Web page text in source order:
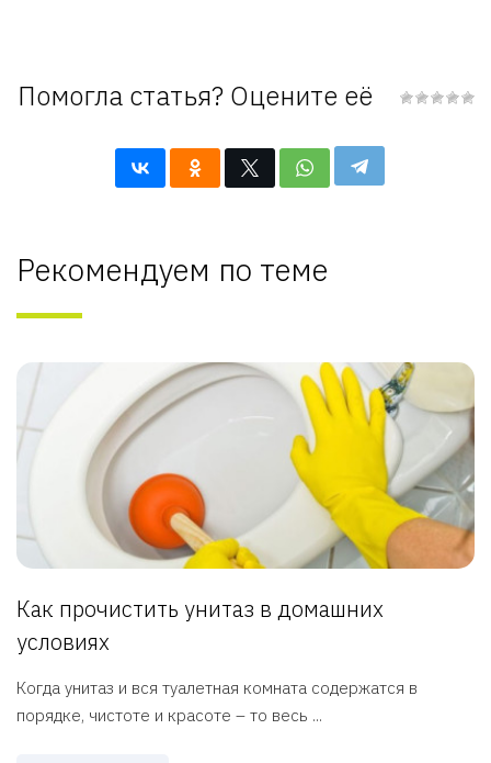
Помогла статья? Оцените её
Рекомендуем по теме
Как прочистить унитаз в домашних
условиях
Когда унитаз и вся туалетная комната содержатся в
порядке, чистоте и красоте – то весь ...